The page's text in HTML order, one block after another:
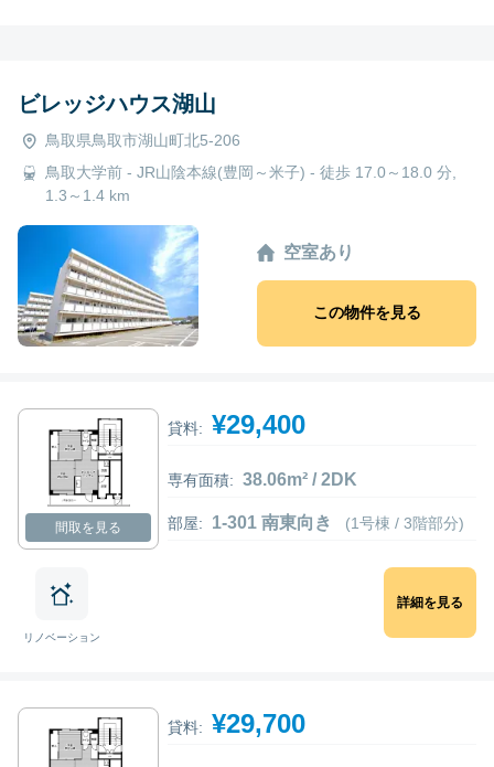
ビレッジハウス湖山
鳥取県鳥取市湖山町北5-206
鳥取大学前 - JR山陰本線(豊岡～米子) - 徒歩 17.0～18.0 分,
1.3～1.4 km
空室あり
この物件を見る
間取を見る
貸料: ¥29,400
専有面積: 38.06m² / 2DK
部屋: 1-301 南東向き (1号棟 / 3階部分)
リノベーション
詳細を見る
貸料: ¥29,700